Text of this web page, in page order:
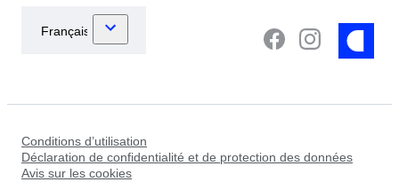
Conditions d’utilisation
Déclaration de confidentialité et de protection des données
Avis sur les cookies